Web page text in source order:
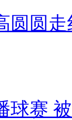
圆圆走
球赛